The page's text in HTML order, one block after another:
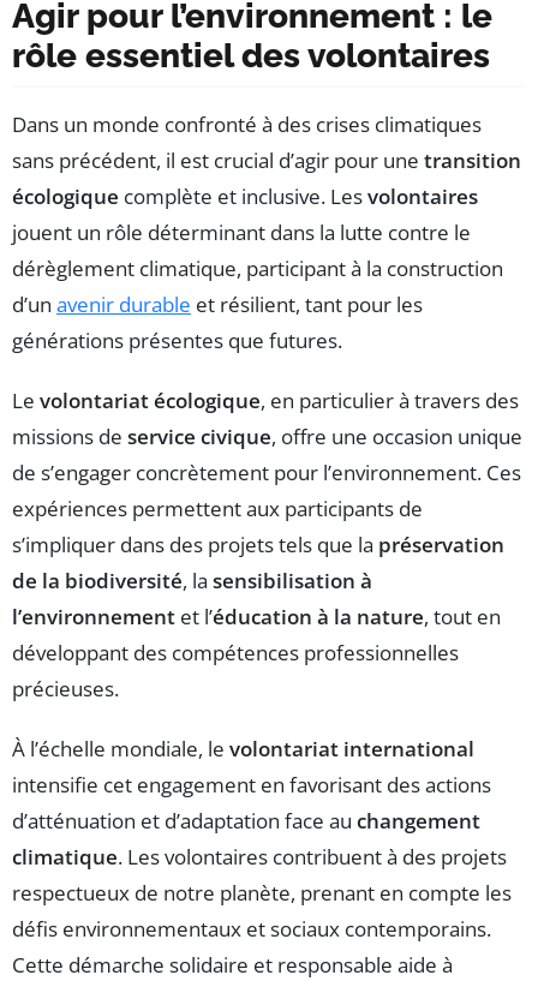
Agir pour l’environnement : le
rôle essentiel des volontaires
Dans un monde confronté à des crises climatiques
sans précédent, il est crucial d’agir pour une transition
écologique complète et inclusive. Lesvolontaires
jouent un rôle déterminant dans la lutte contre le
dérèglement climatique, participant à la construction
d’un avenir durable et résilient, tant pour les
générations présentes que futures.
Le volontariat écologique, en particulier à travers des
missions de service civique, offre une occasion unique
de s’engager concrètement pour l’environnement. Ces
expériences permettent aux participants de
s’impliquer dans des projets tels que la préservation
de la biodiversité, la sensibilisation à
l’environnement et l’éducation à la nature, tout en
développant des compétences professionnelles
précieuses.
À l’échelle mondiale, le volontariat international
intensifie cet engagement en favorisant des actions
d’atténuation et d’adaptation face au changement
climatique. Les volontaires contribuent à des projets
respectueux de notre planète, prenant en compte les
défis environnementaux et sociaux contemporains.
Cette démarche solidaire et responsable aide à